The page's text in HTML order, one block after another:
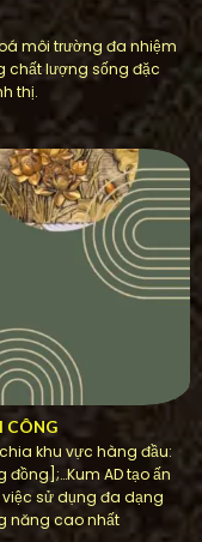
môi trường đa nhiệm
chất lượng sống đặc
thị.
CÔNG
khu vực hàng đầu:
AD tạo ấn
sử dụng đa dạng
năng cao nhất